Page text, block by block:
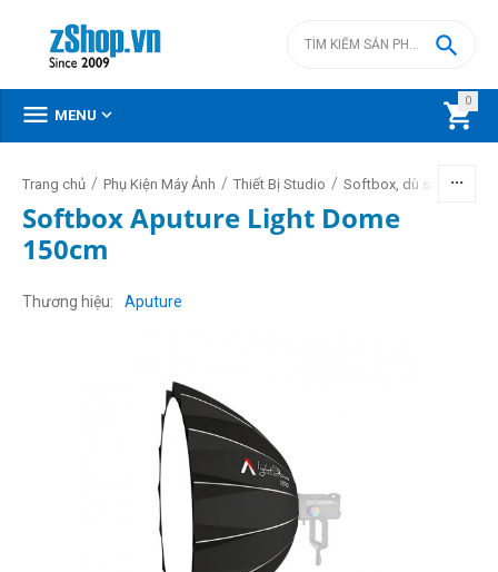
0


 MENU 
Trang chủ / Phụ Kiện Máy Ảnh / Thiết Bị Studio / Softbox, dù sáng, lồng
Softbox Aputure Light Dome
150cm
Thương hiệu Aputure